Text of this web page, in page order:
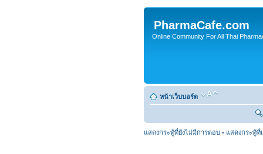
PharmaCafe.com
Online Community For All Thai
หน้าเว็บบอร์ด
แสดงกระทู้ที่ยังไม่มีการตอบ • แสดงกระทู้ที่